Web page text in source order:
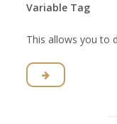
Variable Tag
This allows you to